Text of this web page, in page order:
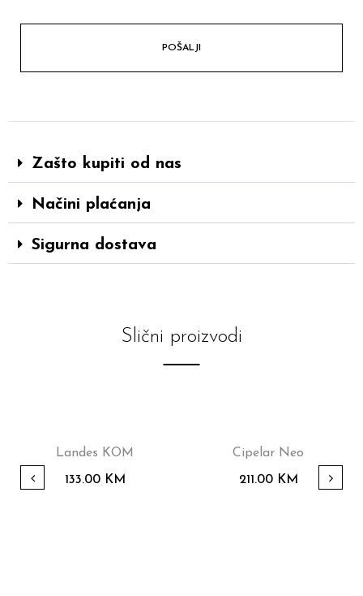
Zašto kupiti od nas
Načini plaćanja
Sigurna dostava
Slični proizvodi
Landes KOM
133.00 KM
Cipelar Neo
211.00 KM